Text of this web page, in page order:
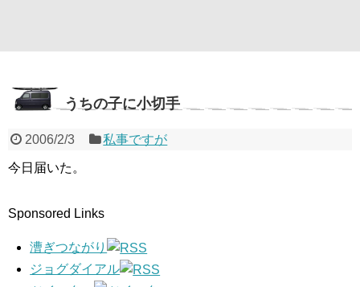
うちの子に小切手
2006/2/3 私事ですが
今日届いた。
Sponsored Links
漕ぎつながり
ジョグダイアル